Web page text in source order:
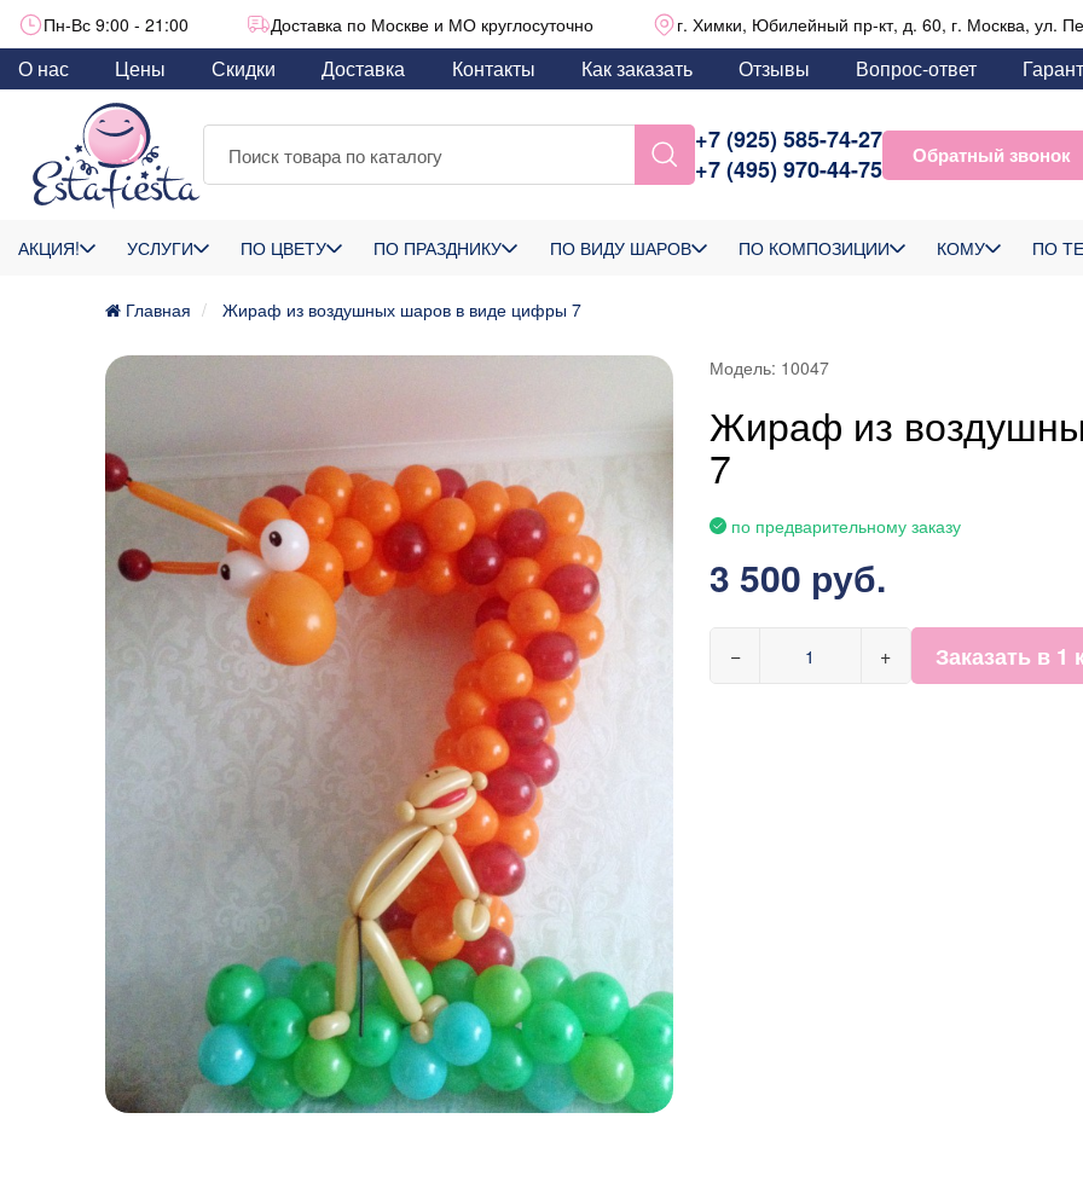
Пн-Вс 9:00 - 21:00 Доставка по Москве и МО круглосуточно г. Химки, Юбилейный пр-кт, д. 60, г. Москва, ул.
О нас Цены Скидки Доставка Контакты Как заказать Отзывы Вопрос-ответ
+7 (925) 585-74-27
+7 (495) 970-44-75
Обратный звонок
АКЦИЯ! УСЛУГИ ПО ЦВЕТУ ПО ПРАЗДНИКУ ПО ВИДУ ШАРОВ ПО КОМПОЗИЦИИ КОМУ ПО
Главная Жираф из воздушных шаров в виде цифры 7
Модель: 10047
Жираф из
7
по предварительному заказу
3 500 руб.
− + Заказать в 1